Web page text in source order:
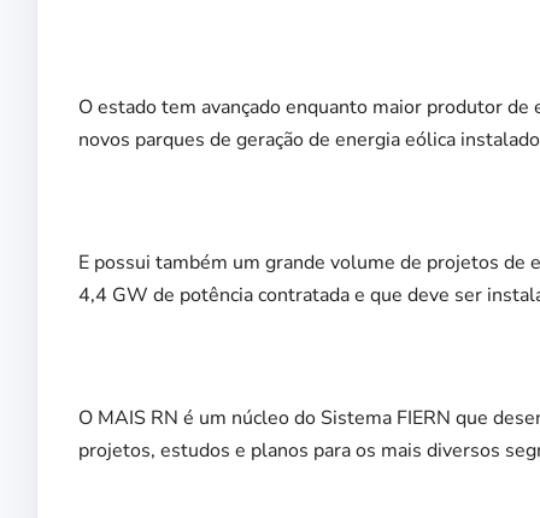
O estado tem avançado enquanto maior produtor
novos parques de geração de energia eólica
E possui também um grande volume de projetos de
4,4 GW de potência contratada e que deve ser
O MAIS RN é um núcleo do Sistema FIERN que
projetos, estudos e planos para os mais diversos